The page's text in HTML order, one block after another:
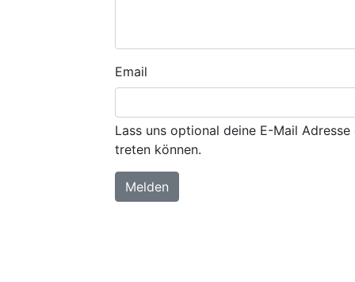
Email
Lass uns optional deine E-Mail
treten können.
Melden